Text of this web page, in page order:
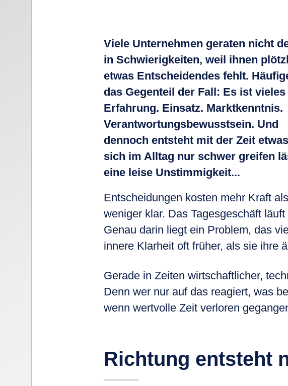
Viele Unternehmen geraten nicht
in Schwierigkeiten, weil ihnen
etwas Entscheidendes fehlt.
das Gegenteil der Fall: Es ist vieles
Erfahrung. Einsatz. Marktkenntnis.
Verantwortungsbewusstsein. Und
dennoch entsteht mit der Zeit
sich im Alltag nur schwer greifen
eine leise Unstimmigkeit...
Entscheidungen kosten mehr Kraft
weniger klar. Das Tagesgeschäft
Genau darin liegt ein Problem, das
innere Klarheit oft früher, als sie ihre
Gerade in Zeiten wirtschaftlicher,
Denn wer nur auf das reagiert, was
wenn wertvolle Zeit verloren
Richtung entsteht